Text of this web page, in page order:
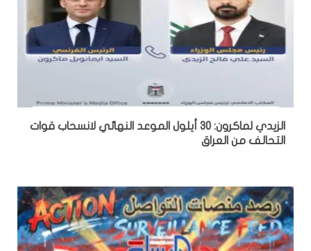
الزيدي لماكرون: 30 أيلول الموعد النهائي لانسحاب قوات
التحالف من العراق